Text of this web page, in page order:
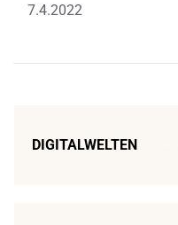
7.4.2022
DIGITALWELTEN